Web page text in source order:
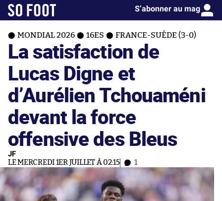
S’abonner au mag
MONDIAL 2026 16ES FRANCE-SUÈDE (3-0)
La satisfaction de
Lucas Digne et
d’Aurélien Tchouaméni
devant la force
offensive des Bleus
JF
LE MERCREDI 1ER JUILLET À 02:15 1